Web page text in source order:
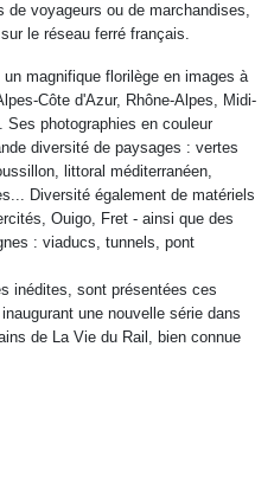
voyageurs ou de marchandises,
le réseau ferré français.
magnifique florilège en images à
Côte d'Azur, Rhône-Alpes, Midi-
Ses photographies en couleur
diversité de paysages : vertes
littoral méditerranéen,
Diversité également de matériels
Ouigo, Fret - ainsi que des
: viaducs, tunnels, pont
inédites, sont présentées ces
une nouvelle série dans
de La Vie du Rail, bien connue